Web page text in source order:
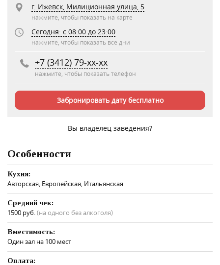
г. Ижевск, Милиционная улица, 5
нажмите, чтобы показать на карте
Сегодня: c 08:00 до 23:00
нажмите, чтобы показать все дни
+7 (3412) 79-xx-xx
нажмите, чтобы показать телефон
Забронировать дату бесплатно
Вы владелец заведения?
Особенности
Кухня:
Авторская, Европейская, Итальянская
Средний чек:
1500 руб.(на одного без алкоголя)
Вместимость:
Один зал на 100 мест
Оплата: